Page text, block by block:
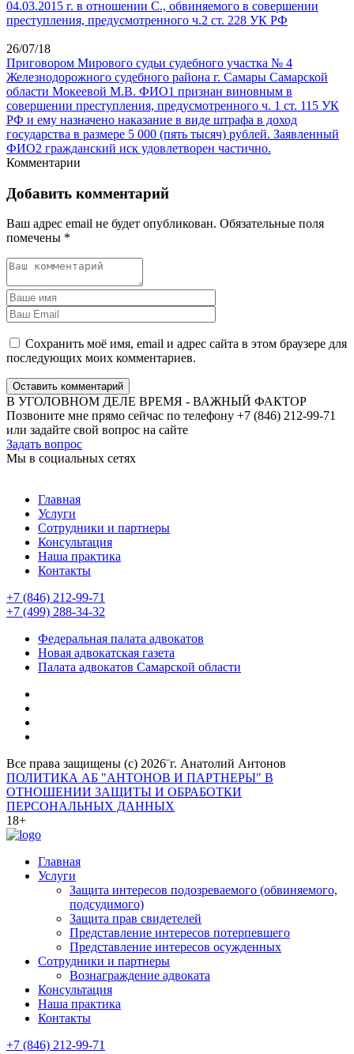
04.03.2015 г. в отношении С., обвиняемого в совершении
преступления, предусмотренного ч.2 ст. 228 УК РФ
26/07/18
Приговором Мирового судьи судебного участка № 4
Железнодорожного судебного района г. Самары Самарской
области Мокеевой М.В. ФИО1 признан виновным в
совершении преступления, предусмотренного ч. 1 ст. 115 УК
РФ и ему назначено наказание в виде штрафа в доход
государства в размере 5 000 (пять тысяч) рублей. Заявленный
ФИО2 гражданский иск удовлетворен частично.
Комментарии
Добавить комментарий
Ваш адрес email не будет опубликован. Обязательные поля
помечены *
Сохранить моё имя, email и адрес сайта в этом браузере для
последующих моих комментариев.
Оставить комментарий
В УГОЛОВНОМ ДЕЛЕ ВРЕМЯ - ВАЖНЫЙ ФАКТОР
Позвоните мне прямо сейчас по телефону +7 (846) 212-99-71
или задайте свой вопрос на сайте
Задать вопрос
Мы в социальных сетях
Главная
Услуги
Сотрудники и партнеры
Консультация
Наша практика
Контакты
+7 (846) 212-99-71
+7 (499) 288-34-32
Федеральная палата адвокатов
Новая адвокатская газета
Палата адвокатов Самарской области
Все права защищены (с) 2026¨г. Анатолий Антонов
ПОЛИТИКА АБ "АНТОНОВ И ПАРТНЕРЫ" В
ОТНОШЕНИИ ЗАЩИТЫ И ОБРАБОТКИ
ПЕРСОНАЛЬНЫХ ДАННЫХ
18+
Главная
Услуги
Защита интересов подозреваемого (обвиняемого,
подсудимого)
Защита прав свидетелей
Представление интересов потерпевшего
Представление интересов осужденных
Сотрудники и партнеры
Вознаграждение адвоката
Консультация
Наша практика
Контакты
+7 (846) 212-99-71